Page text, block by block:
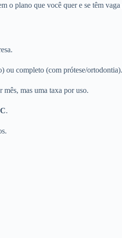
o plano que você quer e se têm
ou completo (com prótese/ortodontia).
mês, mas uma taxa por uso.
.